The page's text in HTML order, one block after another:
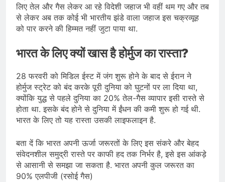
लिए तेल और गैस लेकर आ रहे विदेशी जहाज भी वहीं थम गए और तब
से लेकर अब तक कोई भी भारतीय झंडे वाला जहाज इस चक्रव्यूह
को पार करने की हिम्मत नहीं जुटा पाया था.
भारत के लिए क्यों खास है होर्मुज का रास्ता?
28 फरवरी को मिडिल ईस्ट में जंग शुरू होने के बाद से ईरान ने
होर्मुज स्ट्रेट को बंद करके पूरी दुनिया को घुटनों पर ला दिया था,
क्योंकि युद्ध से पहले दुनिया का 20% तेल-गैस व्यापार इसी रास्ते से
होता था. इसके बंद होने से दुनिया में ईंधन की कमी शुरू हो गई थी.
भारत के लिए तो यह रास्ता उसकी लाइफलाइन है.
बता दें कि भारत अपनी ऊर्जा जरूरतों के लिए इस संकरे और बेहद
संवेदनशील समुद्री रास्ते पर काफी हद तक निर्भर है, इसे इस आंकड़े
से आसानी से समझा जा सकता है. भारत अपनी कुल जरूरत का
90% एलपीजी (रसोई गैस)